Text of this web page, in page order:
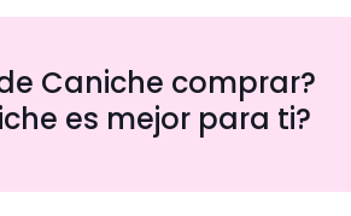
Caniche comprar?
es mejor para ti?